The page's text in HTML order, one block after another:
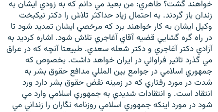
خواهند گشت؟ طاهري: من بعيد مي دانم كه به زودي ايشان به
زندان باز گردند. به احتمال زياد حداكثر تلاش را دكتر نيكبخت
وكيل ايشان به كار خواهند برد كه مرخصي ايشان تمديد شود تا
در راه گره گشايي قضيه آقاي آغاجري تلاش شود. اشاره كرديد به
آزادي دكتر آغاجري و دكتر شعله سعدي. طبيعتا آنچه كه در عراق
مي گذرد تاثير فراواني در ايران خواهد داشت. بخصوص كه
جمهوري اسلامي در جوامع بين المللي مدافع حقوق بشر به
شدت در مورد رفتاري كه در زمينه نقض حقوق بشر دارد ورد
انتقاد است. و انتقادات شديدي به جمهوري اسلامي وارد مي
شود در مورد اينكه جمهوري اسلامي روزنامه نگاران را زنداني مي